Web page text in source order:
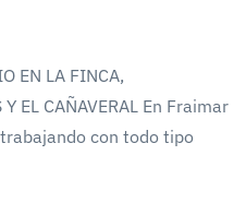
EN LA FINCA,
Y EL CAÑAVERAL En Fraimar
con todo tipo